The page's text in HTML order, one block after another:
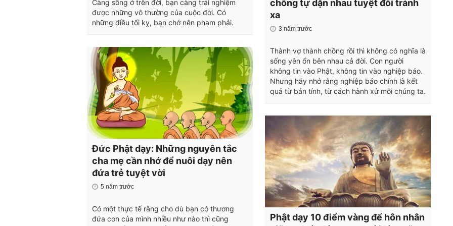
Càng sống ở trên đời, bạn càng trải nghiệm
được những vô thường của cuộc đời. Có
những điều tối kỵ, bạn chớ nên phạm phải.
Đức Phật dạy: Những nguyên tắc
cha mẹ cần nhớ để nuôi dạy nên
đứa trẻ tuyệt vời
5 năm trước
Có một thực tế rằng cho dù bạn có thương
đứa con của mình nhiều như nào thì cũng
chồng tự dặn nhau tuyệt đối tránh
xa
3 năm trước
Thành vợ thành chồng rồi thì không có nghĩa là
sống yên ổn bên nhau cả đời. Con người
không tin vào Phật, không tin vào nghiệp báo.
Nhưng hãy nhớ rằng nghiệp báo chính là kết
quả từ bản tính, từ cách hành xử mỗi chúng ta.
Phật dạy 10 điểm vàng để hôn nhân